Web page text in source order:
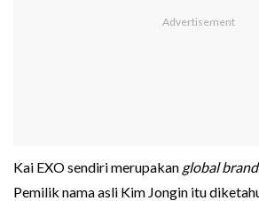
Kai EXO sendiri merupakan global
Pemilik nama asli Kim Jongin itu